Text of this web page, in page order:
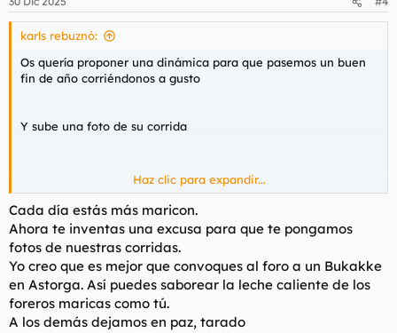
si alguien se corre mucho etc)
Bueno empiezo yo, me he corrido con esta foto que ha puesto
@miliu
Ver el archivos adjunto 207972
Ahora subo mi foto o video
karls rebuznó:
Os quería proponer una dinámica para que pasemos un buen
fin de año corriéndonos a gusto
Y sube una foto de su corrida
Al final podemos inventar algunos premios a los videos que
tengan más likes o a las mejores fotos de corridas (por ejemplo
si alguien se corre mucho etc)
Bueno empiezo yo, me he corrido con esta foto que ha puesto
@miliu
Haz clic para expandir...
Cada día estás más maricon.
Ahora te inventas una excusa para que te pongamos
fotos de nuestras corridas.
Yo creo que es mejor que convoques al foro a un Bukakke
en Astorga. Así puedes saborear la leche caliente de los
foreros maricas como tú.
A los demás dejamos en paz, tarado